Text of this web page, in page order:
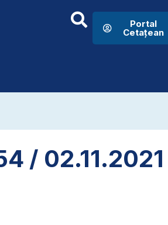
Portal
Cetațean
/ 02.11.2021